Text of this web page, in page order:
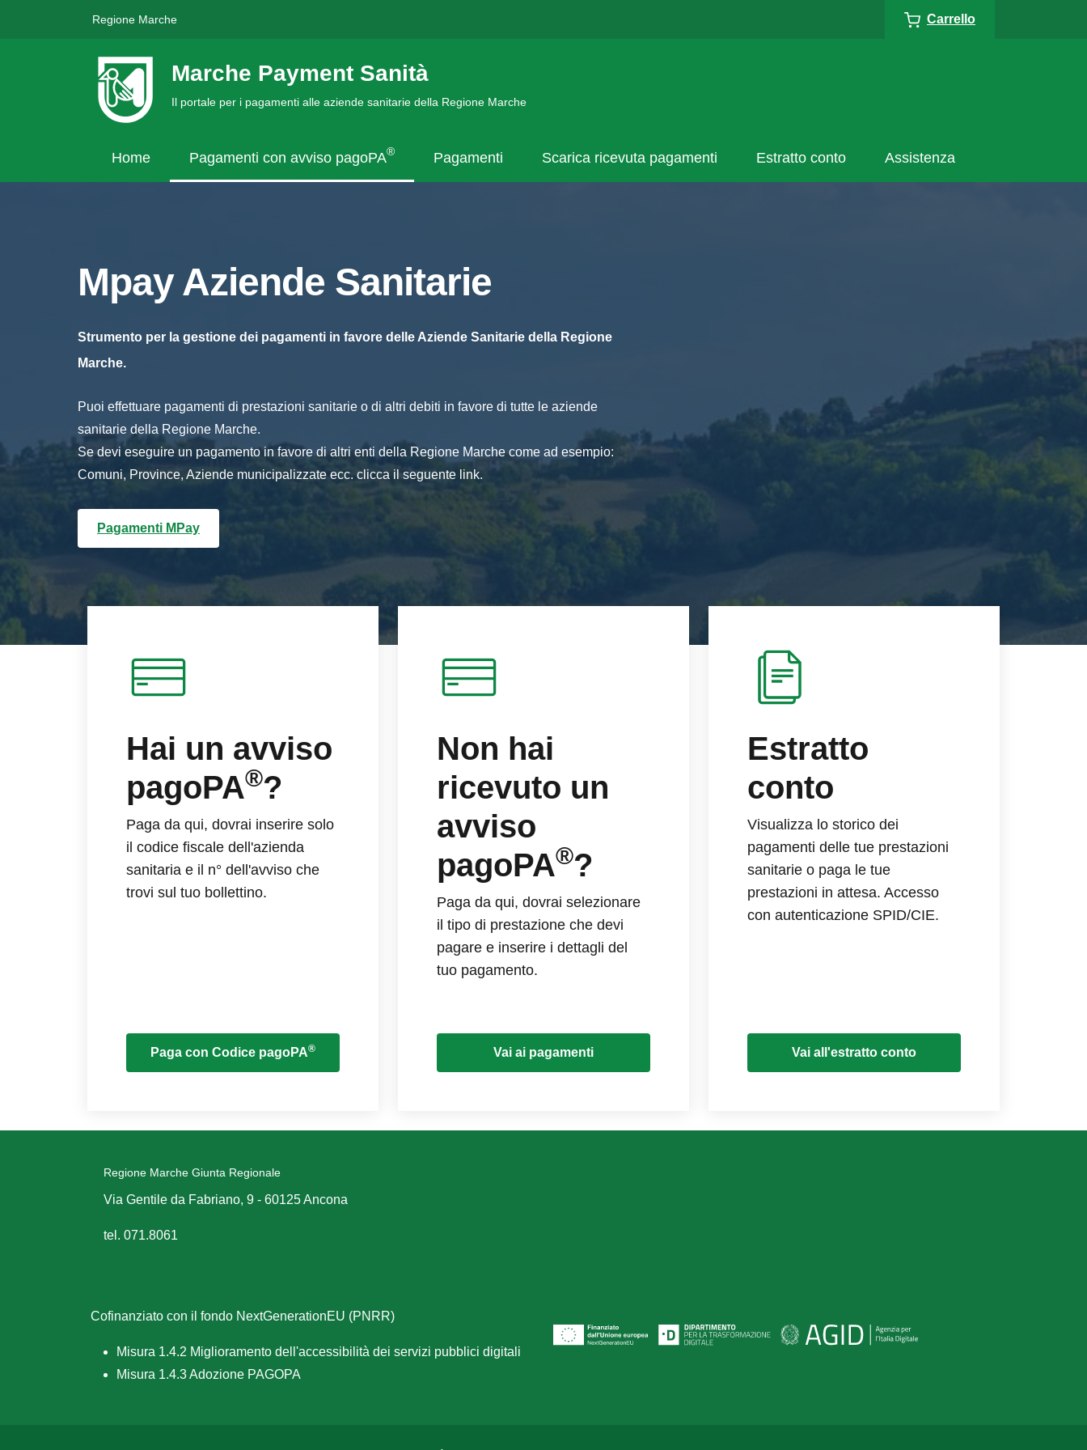
Regione Marche Carrello
Marche Payment Sanità
Il portale per i pagamenti alle aziende sanitarie della Regione Marche
Home Pagamenti con avviso pagoPA® Pagamenti Scarica ricevuta pagamenti Estratto conto Assistenza
Mpay Aziende Sanitarie
Strumento per la gestione dei pagamenti in favore delle Aziende Sanitarie della Regione
Marche.
Puoi effettuare pagamenti di prestazioni sanitarie o di altri debiti in favore di tutte le aziende
sanitarie della Regione Marche.
Se devi eseguire un pagamento in favore di altri enti della Regione Marche come ad esempio:
Comuni, Province, Aziende municipalizzate ecc. clicca il seguente link.
Pagamenti MPay
Hai un avviso
pagoPA®?
Paga da qui, dovrai inserire solo
il codice fiscale dell'azienda
sanitaria e il n° dell'avviso che
trovi sul tuo bollettino.
Paga con Codice pagoPA®
Non hai
ricevuto un
avviso
pagoPA®?
Paga da qui, dovrai selezionare
il tipo di prestazione che devi
pagare e inserire i dettagli del
tuo pagamento.
Vai ai pagamenti
Estratto
conto
Visualizza lo storico dei
pagamenti delle tue prestazioni
sanitarie o paga le tue
prestazioni in attesa. Accesso
con autenticazione SPID/CIE.
Vai all'estratto conto
Regione Marche Giunta Regionale
Via Gentile da Fabriano, 9 - 60125 Ancona
tel. 071.8061
Cofinanziato con il fondo NextGenerationEU (PNRR)
Misura 1.4.2 Miglioramento dell'accessibilità dei servizi pubblici digitali
Misura 1.4.3 Adozione PAGOPA